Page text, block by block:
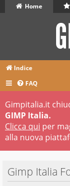
Home
Indice
FAQ
Gimpitalia.it
GIMP Italia.
Clicca qui per
alla nuova
Gimp Italia